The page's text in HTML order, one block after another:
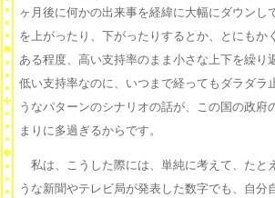
ヶ月後に何かの出来事を経緯に大幅にダウンし
を上がったり、下がったりするとか、とにもか
ある程度、高い支持率のまま小さな上下を繰り
低い支持率なのに、いつまで経ってもダラダラ
うなパターンのシナリオの話が、この国の政府
まりに多過ぎるからです。
私は、こうした際には、単純に考えて、たと
うな新聞やテレビ局が発表した数字でも、自分